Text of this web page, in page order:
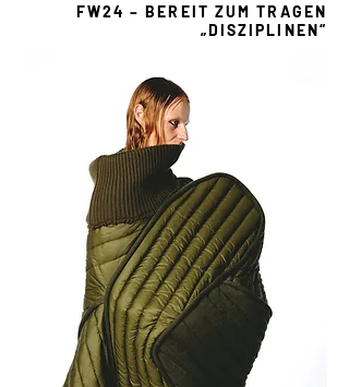
FW24 – BEREIT ZUM TRAGEN
„DISZIPLINEN“